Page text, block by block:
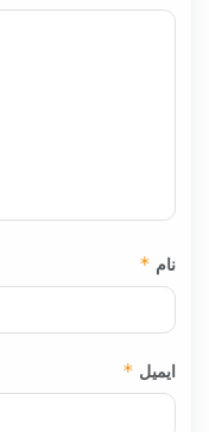
نام *
ایمیل *